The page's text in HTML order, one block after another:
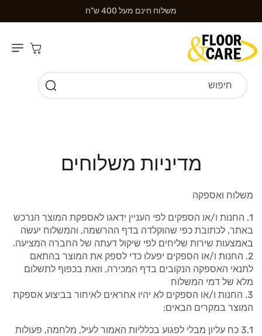
משלוח חינם מעל 400 ש"ח
חיפוש
עגלת
קניות
מדיניות משלוחים
משלוח ואספקה
החנות ו/או הספקים לפי העניין ידאגו לאספקת המוצר הנרכש
באתר, לכתובת כפי שהוקלדה בדף ההרשמה, והמשלוח יעשה
באמצעות שירות שליחים לפי שיקול דעתה של החברה המציעה.
החנות ו/או הספקים יפעלו כדי לספק את המוצר בהתאם
לתנאי האספקה הנקובים בדף המכירה, וזאת בכפוף לתשלום
מלא של דמי המשלוח
החנות ו/או הספקים לא יהיו אחראים לאיחור בביצוע אספקת
המוצר במקרים הבאים:
3.1 כח עליון מבלי לפגוע בכלליות האמור לעיל, מלחמה, פעולות